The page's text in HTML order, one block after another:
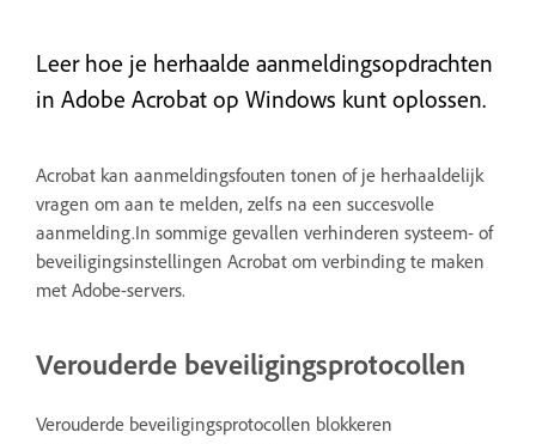
Leer hoe je herhaalde aanmeldingsopdrachten
in Adobe Acrobat op Windows kunt oplossen.
Acrobat kan aanmeldingsfouten tonen of je herhaaldelijk
vragen om aan te melden, zelfs na een succesvolle
aanmelding.In sommige gevallen verhinderen systeem- of
beveiligingsinstellingen Acrobat om verbinding te maken
met Adobe-servers.
Verouderde beveiligingsprotocollen
Verouderde beveiligingsprotocollen blokkeren